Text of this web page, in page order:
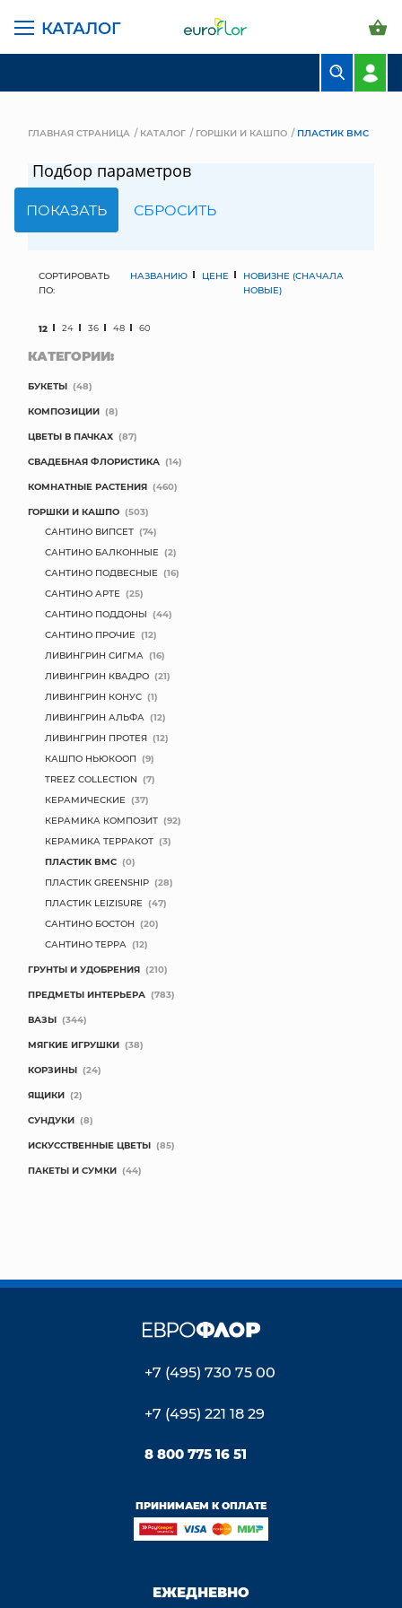
КАТАЛОГ
ГОРШКИ И КАШПО
СУНДУКИ
ИСКУССТВЕННЫЕ ЦВЕТЫ
ПАКЕТЫ И СУМКИ
ПОДАРОЧНЫЕ КАРТЫ
ТОРГОВЫЙ ЦЕНТР
КОНТАКТЫ
ГЛАВНАЯ СТРАНИЦА КАТАЛОГ ГОРШКИ И КАШПО ПЛАСТИК BMC
Подбор параметров
СОРТИРОВАТЬ
ПО:
НАЗВАНИЮ ЦЕНЕ
НОВИЗНЕ (СНАЧАЛА
НОВЫЕ)
12 24 36 48 60
КАТЕГОРИИ:
БУКЕТЫ (48)
КОМПОЗИЦИИ (8)
ЦВЕТЫ В ПАЧКАХ (87)
СВАДЕБНАЯ ФЛОРИСТИКА (14)
КОМНАТНЫЕ РАСТЕНИЯ (460)
ГОРШКИ И КАШПО (503)
САНТИНО ВИПСЕТ (74)
САНТИНО БАЛКОННЫЕ (2)
САНТИНО ПОДВЕСНЫЕ (16)
САНТИНО АРТЕ (25)
САНТИНО ПОДДОНЫ (44)
САНТИНО ПРОЧИЕ (12)
ЛИВИНГРИН СИГМА (16)
ЛИВИНГРИН КВАДРО (21)
ЛИВИНГРИН КОНУС (1)
ЛИВИНГРИН АЛЬФА (12)
ЛИВИНГРИН ПРОТЕЯ (12)
КАШПО НЬЮКООП (9)
TREEZ COLLECTION (7)
КЕРАМИЧЕСКИЕ (37)
КЕРАМИКА КОМПОЗИТ (92)
КЕРАМИКА ТЕРРАКОТ (3)
ПЛАСТИК BMC (0)
ПЛАСТИК GREENSHIP (28)
ПЛАСТИК LEIZISURE (47)
САНТИНО БОСТОН (20)
САНТИНО ТЕРРА (12)
ГРУНТЫ И УДОБРЕНИЯ (210)
ПРЕДМЕТЫ ИНТЕРЬЕРА (783)
ВАЗЫ (344)
МЯГКИЕ ИГРУШКИ (38)
КОРЗИНЫ (24)
ЯЩИКИ (2)
СУНДУКИ (8)
ИСКУССТВЕННЫЕ ЦВЕТЫ (85)
ПАКЕТЫ И СУМКИ (44)
+7 (495) 730 75 00
+7 (495) 221 18 29
8 800 775 16 51
ПРИНИМАЕМ К ОПЛАТЕ
ЕЖЕДНЕВНО